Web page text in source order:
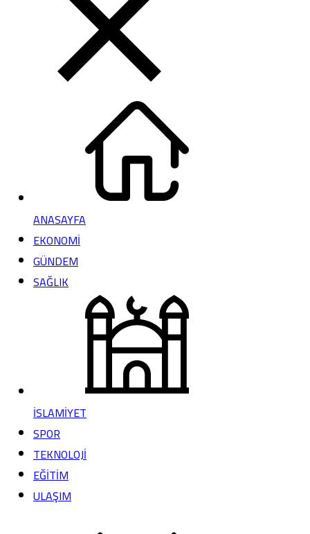
ANASAYFA
EKONOMİ
GÜNDEM
SAĞLIK
İSLAMİYET
SPOR
TEKNOLOJİ
EĞİTİM
ULAŞIM